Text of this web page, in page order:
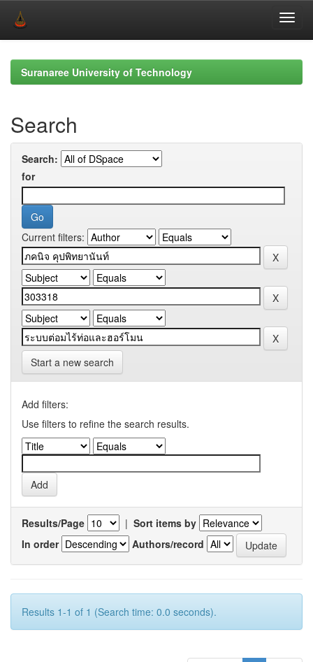
navigationSuranaree University of Technology
Search
Search:
for
Current filters:
Start a new search
Add filters:
Use filters to refine the search results.
Results/Page | Sort items by
In order
Authors/record
Results 1-1 of 1 (Search time: 0.0 seconds).